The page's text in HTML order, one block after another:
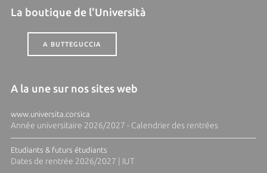
La boutique de l'Università
A BUTTEGUCCIA
A la une sur nos sites web
www.universita.corsica
Année universitaire 2026/2027 - Calendrier des rentrées
Etudiants & futurs étudiants
Dates de rentrée 2026/2027 | IUT